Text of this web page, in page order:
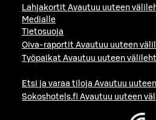
Lahjakortit Avautuu uuteen
Medialle
Tietosuoja
Oiva-raportit Avautuu uuteen
Työpaikat Avautuu uuteen
Etsi ja varaa tiloja Avautuu
Sokoshotels.fi Avautuu uuteen